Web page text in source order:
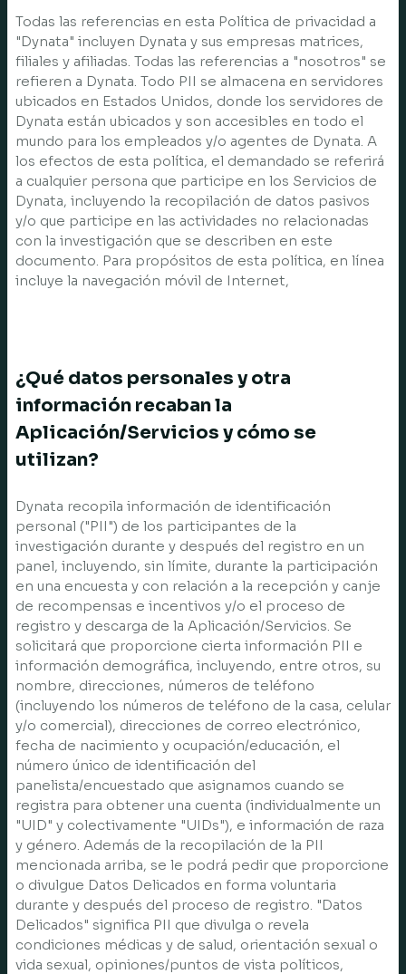
Todas las referencias en esta Política de privacidad a
"Dynata" incluyen Dynata y sus empresas matrices,
filiales y afiliadas. Todas las referencias a "nosotros" se
refieren a Dynata. Todo PII se almacena en servidores
ubicados en Estados Unidos, donde los servidores de
Dynata están ubicados y son accesibles en todo el
mundo para los empleados y/o agentes de Dynata. A
los efectos de esta política, el demandado se referirá
a cualquier persona que participe en los Servicios de
Dynata, incluyendo la recopilación de datos pasivos
y/o que participe en las actividades no relacionadas
con la investigación que se describen en este
documento. Para propósitos de esta política, en línea
incluye la navegación móvil de Internet,
¿Qué datos personales y otra
información recaban la
Aplicación/Servicios y cómo se
utilizan?
Dynata recopila información de identificación
personal ("PII") de los participantes de la
investigación durante y después del registro en un
panel, incluyendo, sin límite, durante la participación
en una encuesta y con relación a la recepción y canje
de recompensas e incentivos y/o el proceso de
registro y descarga de la Aplicación/Servicios. Se
solicitará que proporcione cierta información PII e
información demográfica, incluyendo, entre otros, su
nombre, direcciones, números de teléfono
(incluyendo los números de teléfono de la casa, celular
y/o comercial), direcciones de correo electrónico,
fecha de nacimiento y ocupación/educación, el
número único de identificación del
panelista/encuestado que asignamos cuando se
registra para obtener una cuenta (individualmente un
"UID" y colectivamente "UIDs"), e información de raza
y género. Además de la recopilación de la PII
mencionada arriba, se le podrá pedir que proporcione
o divulgue Datos Delicados en forma voluntaria
durante y después del proceso de registro. "Datos
Delicados" significa PII que divulga o revela
condiciones médicas y de salud, orientación sexual o
vida sexual, opiniones/puntos de vista políticos,